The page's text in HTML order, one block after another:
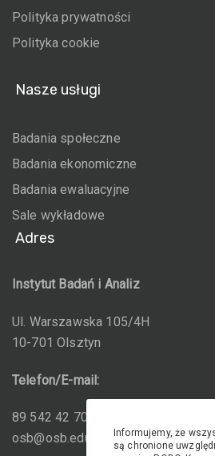
Polityka prywatności
Polityka cookie
Nasze usługi
Badania społeczne
Badania ekonomiczne
Badania ewaluacyjne
Sale wykładowe
Adres
Instytut Badań i Analiz
Ul. Warszawska 105/4H
10-701 Olsztyn
Telefon/E-mail:
89 542 42 70; 600 800 135
osb@osb.edu.pl
Informujemy, że
są chronione